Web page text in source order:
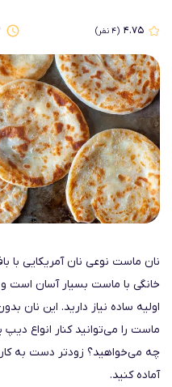
۴.۷۵ (۴نفر)
نان ماست نوعی نان آمریکایی
اولیه ساده نیاز دارید. این نان
ماست را می‌توانید کنار انواع دیپ
چه می‌خواهید؟ زودتر دست به
آماده کنید.